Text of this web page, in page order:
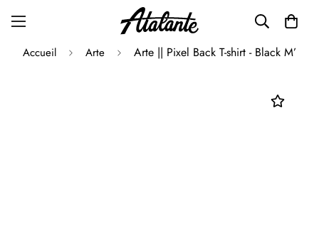
Accueil Arte Arte || Pixel Back T-shirt - Black M’